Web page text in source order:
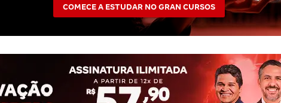
COMECE A ESTUDAR NO GRAN CURSOS